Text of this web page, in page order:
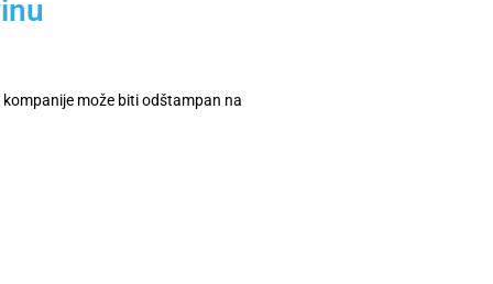
kompanije može biti odštampan na